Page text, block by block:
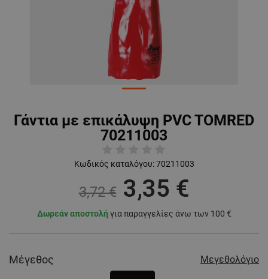
Γάντια με επικάλυψη PVC TOMRED
70211003
Κωδικός καταλόγου: 70211003
3,72 € 3,35 €
Δωρεάν αποστολή για παραγγελίες άνω των 100 €
Μέγεθος Μεγεθολόγιο